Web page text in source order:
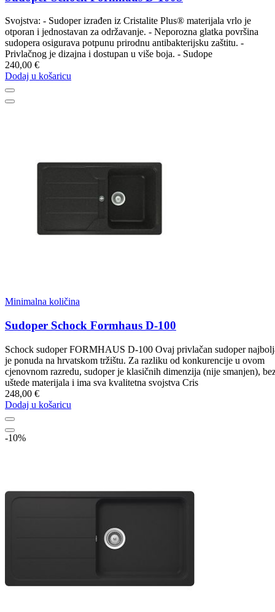
Svojstva: - Sudoper izrađen iz Cristalite Plus® materijala vrlo je
otporan i jednostavan za održavanje. - Neporozna glatka površina
sudopera osigurava potpunu prirodnu antibakterijsku zaštitu. -
Privlačnog je dizajna i dostupan u više boja. - Sudope
240,00 €
Dodaj u košaricu
Minimalna količina
Sudoper Schock Formhaus D-100
Schock sudoper FORMHAUS D-100 Ovaj privlačan sudoper
je ponuda na hrvatskom tržištu. Za razliku od konkurencije u ovom
cjenovnom razredu, sudoper je klasičnih dimenzija (nije smanjen),
uštede materijala i ima sva kvalitetna svojstva Cris
248,00 €
Dodaj u košaricu
-10%